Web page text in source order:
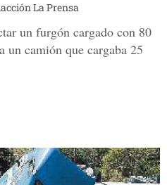
La Prensa
un furgón cargado con 80
un camión que cargaba 25